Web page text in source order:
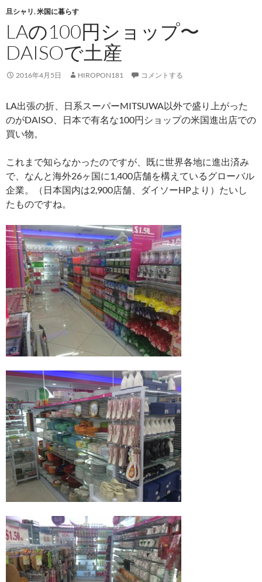
旦シャリ,米国に暮らす
LAの100円ショップ〜
DAISOで土産
2016年4月5日 HIROPON181 コメントする
LA出張の折、日系スーパーMITSUWA以外で盛り上がった
のがDAISO、日本で有名な100円ショップの米国進出店での
買い物。
これまで知らなかったのですが、既に世界各地に進出済み
で、なんと海外26ヶ国に1,400店舗を構えているグローバル
企業。（日本国内は2,900店舗、ダイソーHPより）たいし
たものですね。